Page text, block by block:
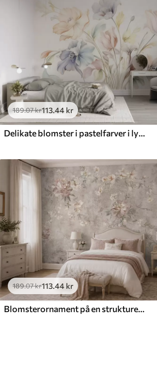
189.07kr113 .44 kr
Delikate blomster i pastelfarver i lyserødt, blåt og gult med grønne blade på en lys baggrund
189.07kr113.44 kr
Blomsterornament på en struktureret lys baggrund